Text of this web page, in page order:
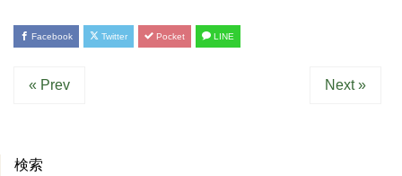
Facebook Twitter Pocket LINE
« Prev Next »
検索